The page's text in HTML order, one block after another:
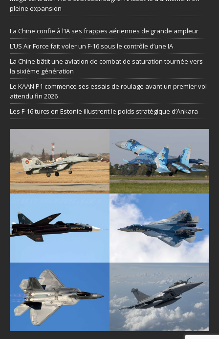
pleine expansion
La Chine confie à l’IA ses frappes aériennes de grande ampleur
L’US Air Force fait voler un F-16 sous le contrôle d’une IA
La Chine bâtit une aviation de combat de saturation tournée vers
la sixième génération
Le KAAN P1 commence ses essais de roulage avant un premier vol
attendu fin 2026
Les F-16 turcs en Estonie illustrent le poids stratégique d’Ankara